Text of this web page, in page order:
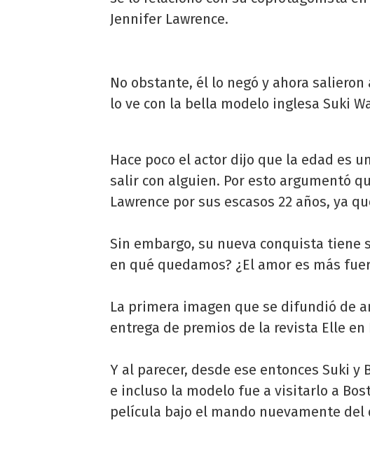
Jennifer Lawrence.
No obstante, él lo negó y ahora
lo ve con la bella modelo inglesa Suki
Hace poco el actor dijo que la edad es
salir con alguien. Por esto argumentó
Lawrence por sus escasos 22 años, ya
Sin embargo, su nueva conquista tiene
en qué quedamos? ¿El amor es más
La primera imagen que se difundió de
entrega de premios de la revista Elle en
Y al parecer, desde ese entonces Suki
e incluso la modelo fue a visitarlo a
película bajo el mando nuevamente del